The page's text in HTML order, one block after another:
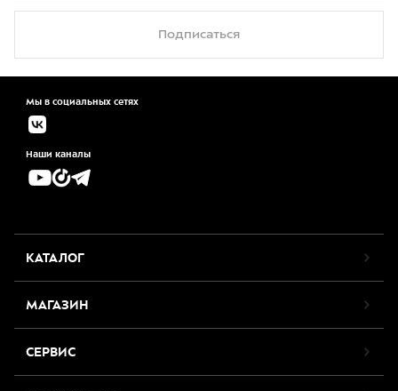
Подписаться
Мы в социальных сетях
Наши каналы
КАТАЛОГ
МАГАЗИН
СЕРВИС